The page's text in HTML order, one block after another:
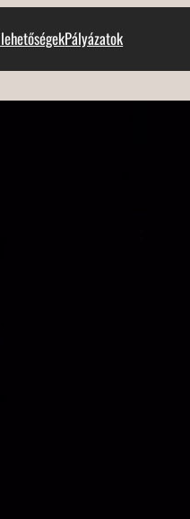
Pályázatok